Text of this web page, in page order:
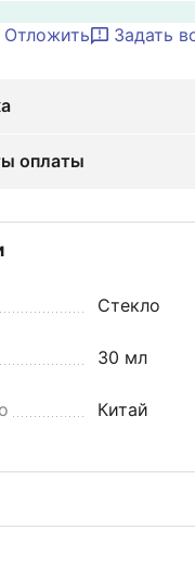
Отложить Задать
оплаты
Стекло
30 мл
Китай